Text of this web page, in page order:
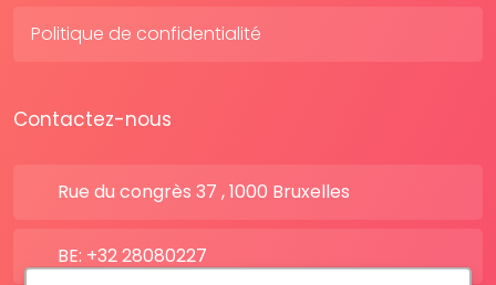
Politique de confidentialité
Contactez-nous
Rue du congrès 37 , 1000 Bruxelles
BE: +32 28080227